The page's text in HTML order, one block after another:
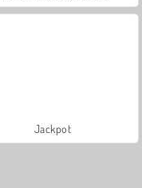
Jackpot